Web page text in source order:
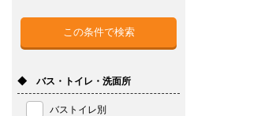
◆ バス・トイレ・洗面所
バストイレ別